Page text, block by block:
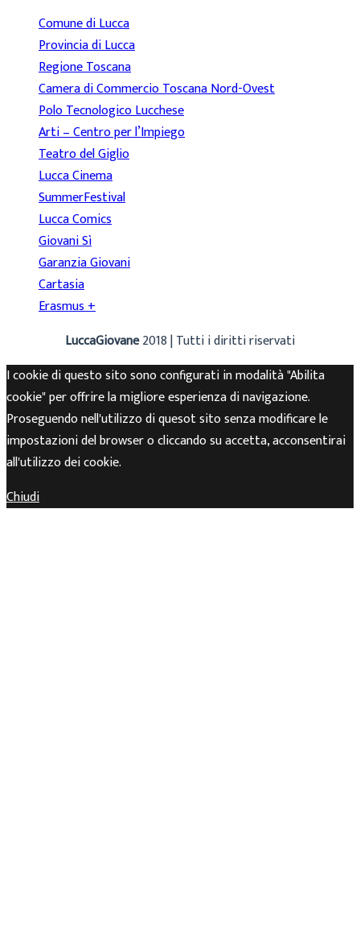
Comune di Lucca
Provincia di Lucca
Regione Toscana
Camera di Commercio Toscana Nord-Ovest
Polo Tecnologico Lucchese
Arti – Centro per l’Impiego
Teatro del Giglio
Lucca Cinema
SummerFestival
Lucca Comics
Giovani Sì
Garanzia Giovani
Cartasia
Erasmus +
LuccaGiovane2018 | Tutti i diritti riservati
I cookie di questo sito sono configurati in modalità "Abilita
cookie" per offrire la migliore esperienza di navigazione.
Proseguendo nell'utilizzo di quesot sito senza modificare le
impostazioni del browser o cliccando su accetta, acconsentirai
all'utilizzo dei cookie.
Chiudi